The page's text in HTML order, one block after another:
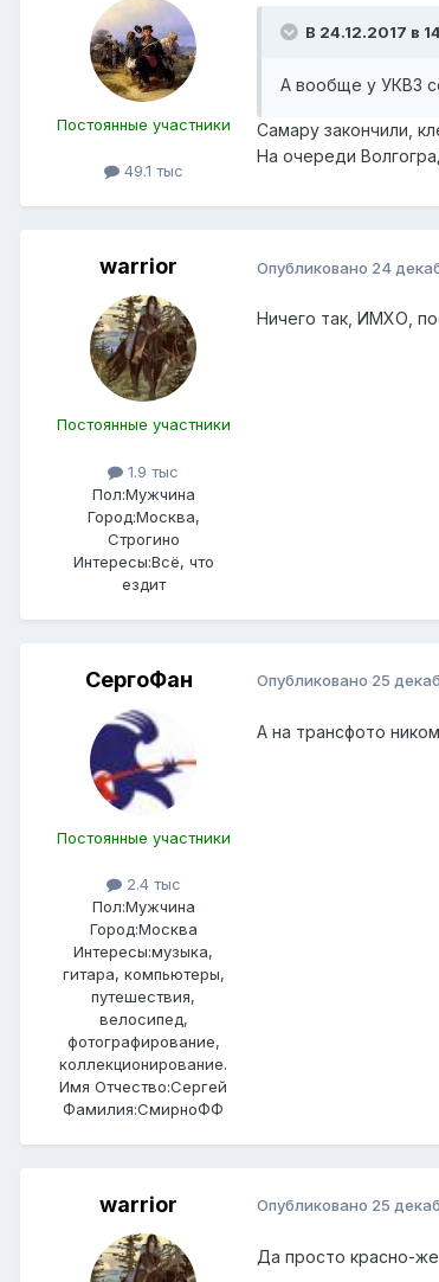
Постоянные участники
49.1 тыс
В 24.12.2017 в
А вообще у УКВЗ
Самару закончили,
На очереди
warrior
Постоянные участники
1.9 тыс
Пол:Мужчина
Город:Москва,
Строгино
Интересы:Всё, что
ездит
Опубликовано 24
Ничего так, ИМХО,
СергоФан
Постоянные участники
2.4 тыс
Пол:Мужчина
Город:Москва
Интересы:музыка,
гитара, компьютеры,
путешествия,
велосипед,
фотографирование,
коллекционирование.
Имя Отчество:Сергей
Фамилия:СмирноФФ
Опубликовано 25
А на трансфото
warrior Опубликовано 25
Да просто красно-